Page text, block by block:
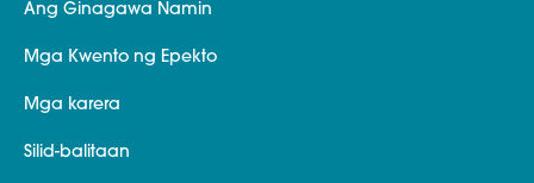
Ang Ginagawa Namin
Mga Kwento ng Epekto
Mga karera
Silid-balitaan